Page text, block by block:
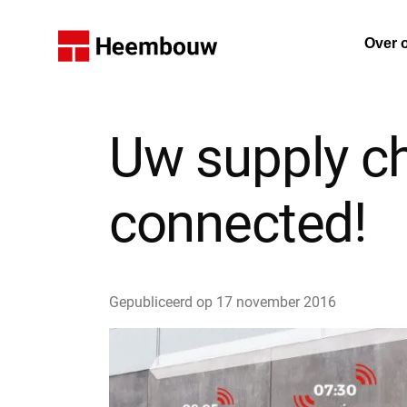
Home Over
Uw supply
connected!
Gepubliceerd op 17 november 2016